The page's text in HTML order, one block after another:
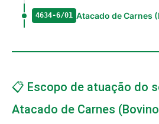
4634-6/01 Atacado de Carnes
📋 Escopo de atuação do
Atacado de Carnes